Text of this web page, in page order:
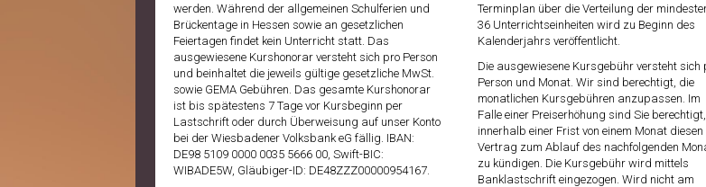
werden. Während der allgemeinen Schulferien und
Brückentage in Hessen sowie an gesetzlichen
Feiertagen findet kein Unterricht statt. Das
ausgewiesene Kurshonorar versteht sich pro Person
und beinhaltet die jeweils gültige gesetzliche MwSt.
sowie GEMA Gebühren. Das gesamte Kurshonorar
ist bis spätestens 7 Tage vor Kursbeginn per
Lastschrift oder durch Überweisung auf unser Konto
bei der Wiesbadener Volksbank eG fällig. IBAN:
DE98 5109 0000 0035 5666 00, Swift-BIC:
WIBADE5W, Gläubiger-ID: DE48ZZZ00000954167.
Terminplan über die Verteilung der
36 Unterrichtseinheiten wird zu Beginn des
Kalenderjahrs veröffentlicht.
Die ausgewiesene Kursgebühr versteht sich
Person und Monat. Wir sind berechtigt, die
monatlichen Kursgebühren anzupassen. Im
Falle einer Preiserhöhung sind Sie berechtigt,
innerhalb einer Frist von einem Monat diesen
Vertrag zum Ablauf des nachfolgenden
zu kündigen. Die Kursgebühr wird mittels
Banklastschrift eingezogen. Wird nicht am